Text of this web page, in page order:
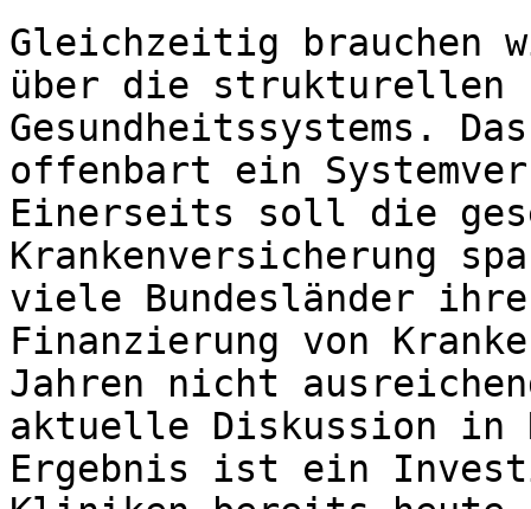
Gleichzeitig brauchen
über die strukturellen
Gesundheitssystems.
offenbart ein
Einerseits soll die
Krankenversicherung
viele Bundesländer
Finanzierung von
Jahren nicht
aktuelle Diskussion in
Ergebnis ist ein